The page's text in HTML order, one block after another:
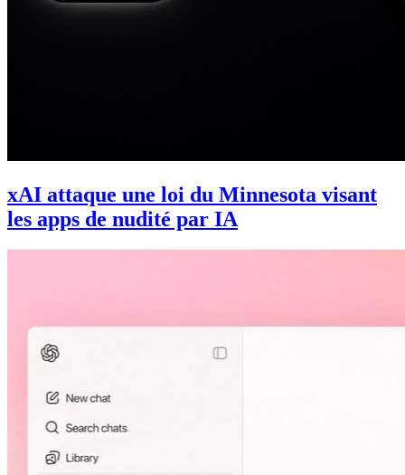
xAI attaque une loi du Minnesota visant
les apps de nudité par IA